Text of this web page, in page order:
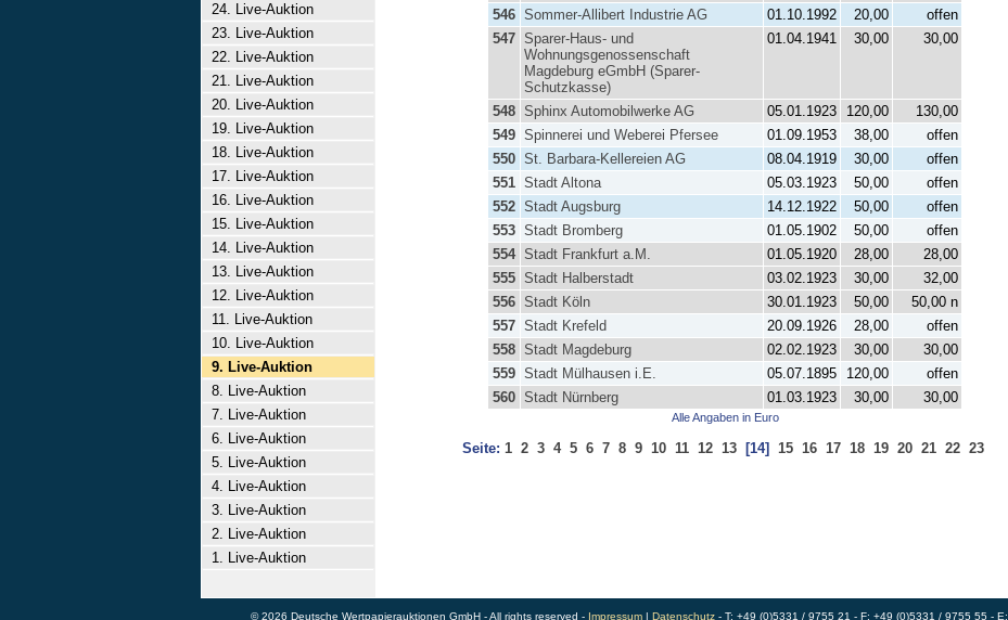
24. Live-Auktion
23. Live-Auktion
22. Live-Auktion
21. Live-Auktion
20. Live-Auktion
19. Live-Auktion
18. Live-Auktion
17. Live-Auktion
16. Live-Auktion
15. Live-Auktion
14. Live-Auktion
13. Live-Auktion
12. Live-Auktion
11. Live-Auktion
10. Live-Auktion
9. Live-Auktion
8. Live-Auktion
7. Live-Auktion
6. Live-Auktion
5. Live-Auktion
4. Live-Auktion
3. Live-Auktion
2. Live-Auktion
1. Live-Auktion
546 Sommer-Allibert Industrie AG 01.10.1992 20,00
offen
547 Sparer-Haus- und
Wohnungsgenossenschaft
Magdeburg eGmbH (Sparer-
Schutzkasse)
01.04.1941 30,00 30,00
548 Sphinx Automobilwerke AG 05.01.1923 120,00
130,00
549 Spinnerei und Weberei Pfersee 01.09.1953 38,00
offen
550 St. Barbara-Kellereien AG 08.04.1919 30,00
offen
551 Stadt Altona 05.03.1923 50,00
offen
552 Stadt Augsburg 14.12.1922 50,00
offen
553 Stadt Bromberg 01.05.1902 50,00
offen
554 Stadt Frankfurt a.M. 01.05.1920 28,00
28,00
555 Stadt Halberstadt 03.02.1923 30,00
32,00
556 Stadt Köln 30.01.1923 50,00
50,00 n
557 Stadt Krefeld 20.09.1926 28,00
offen
558 Stadt Magdeburg 02.02.1923 30,00
30,00
559 Stadt Mülhausen i.E. 05.07.1895 120,00
offen
560 Stadt Nürnberg 01.03.1923 30,00 30,00
Alle Angaben in Euro
Seite: 1 2 3 4 5 6 7 8 9 10 11 12 13 [14] 15 16 17 18 19 20 21 22 23
© 2026 Deutsche Wertpapierauktionen GmbH - All rights reserved - Impressum| Datenschutz- T: +49 (0)5331 / 9755 21 - F: +49 (0)5331 / 9755 55 - E: